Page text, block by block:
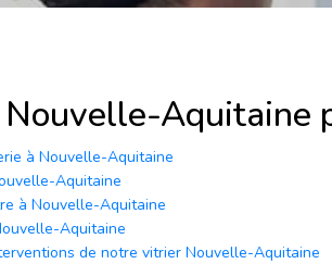
Aquitaine
à Nouvelle-Aquitaine
Aquitaine
à Nouvelle-Aquitaine
Aquitaine
de notre vitrier Nouvelle-Aquitaine